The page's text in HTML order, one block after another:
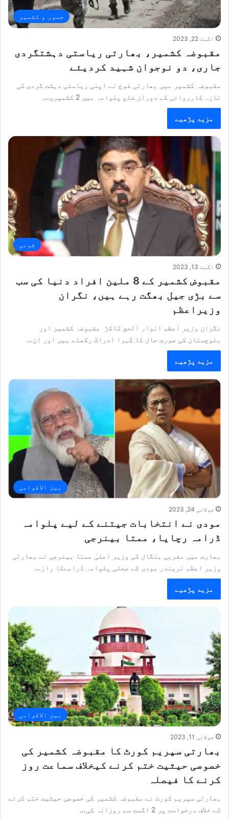
جموں و کشمیر
اگست 22, 2023
مقبوضہ کشمیر، بھارتی ریاستی دہشتگردی
جاری، دو نوجوان شہید کردیئے
مقبوضہ کشمیر میں بھارتی فوج نے اپنی ریاستی دہشت گردی کی
تازہ کارروائی کے دوران ضلع پلوامہ میں 2 کشمیری…
مزید پڑھیے
قومی
اگست 13, 2023
مقبوض کشمیر کے 8 ملین افراد دنیا کی سب
سے بڑی جیل بھگت رہے ہیں، نگران
وزیراعظم
نگران وزیر اعظم انوار الحق کاکڑ مقبوضہ کشمیر اور
بلوچستان کی صورتِ حال کا گہرا ادراک رکھتے ہیں اور ان…
مزید پڑھیے
بین الاقوامی
جولائی 24, 2023
مودی نے انتخابات جیتنے کے لیے پلوامہ
ڈرامہ رچایا، ممتا بینرجی
بھارت میں مغربی بنگال کی وزیر اعلیٰ ممتا بینرجی نے بھارتی
وزیر اعظم نریندر مودی کے جعلی پلوامہ ڈرامےکا راز…
مزید پڑھیے
بین الاقوامی
جولائی 11, 2023
بھارتی سپریم کورٹ کا مقبوضہ کشمیر کی
خصوصی حیثیت ختم کرنے کیخلاف سماعت روز
کرنے کا فیصلہ
بھارتی سپریم کورٹ نے مقبوضہ کشمیر کی خصوصی حیثیت ختم کرنے
کے خلاف درخواست پر 2 اگست سے روزانہ کی…